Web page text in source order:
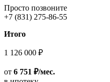
Просто позвоните
+7 (831) 275-86-55
Итого
1 126 000 ₽
от 6 751 ₽/мес.